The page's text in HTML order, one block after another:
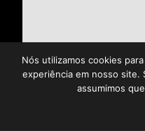
Nós utilizamos cookies
experiência em nosso site.
assumimos